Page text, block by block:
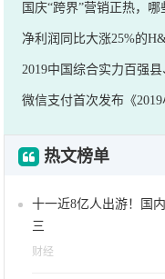
国庆“跨界”营销正热，
净利润同比大涨25%的
2019中国综合实力百强县
微信支付首次发布《
热文榜单
十一近8亿人出游！国
三
财经